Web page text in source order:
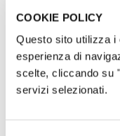
COOKIE POLICY
Questo sito utilizza i
esperienza di
scelte, cliccando su
servizi selezionati.